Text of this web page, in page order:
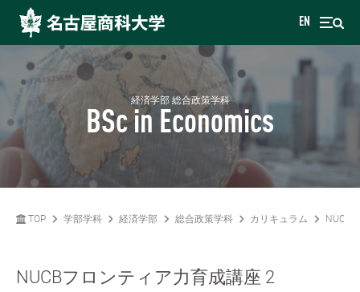
EN
経済学部 総合政策学科
BSc in Economics
TOP 学部学科 経済学部 総合政策学科 カリキュラム NUCB
NUCBフロンティア力育成講座 2